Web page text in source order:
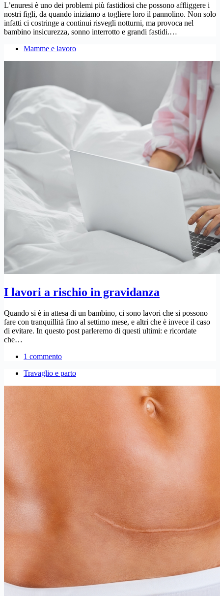
L’enuresi è uno dei problemi più fastidiosi che possono affliggere i
nostri figli, da quando iniziamo a togliere loro il pannolino. Non solo
infatti ci costringe a continui risvegli notturni, ma provoca nel
bambino insicurezza, sonno interrotto e grandi fastidi.…
Mamme e lavoro
I lavori a rischio in gravidanza
Quando si è in attesa di un bambino, ci sono lavori che si possono
fare con tranquillità fino al settimo mese, e altri che è invece il caso
di evitare. In questo post parleremo di questi ultimi: e ricordate
che…
1 commento
Travaglio e parto